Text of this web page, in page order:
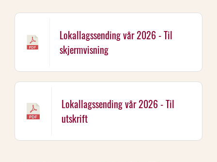
Lokallagssending vår 2026 - Til
skjermvisning
Lokallagssending vår 2026 - Til
utskrift